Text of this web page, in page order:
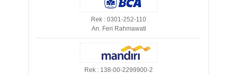
Rek : 0301-252-110
An. Feri Rahmawati
Rek : 138-00-2299900-2